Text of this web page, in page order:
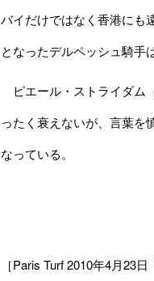
バイだけではなく香港にも
となったデルペッシュ騎手
ピエール・ストライダム
ったく衰えないが、言葉を
なっている。
［Paris Turf 2010年4月23